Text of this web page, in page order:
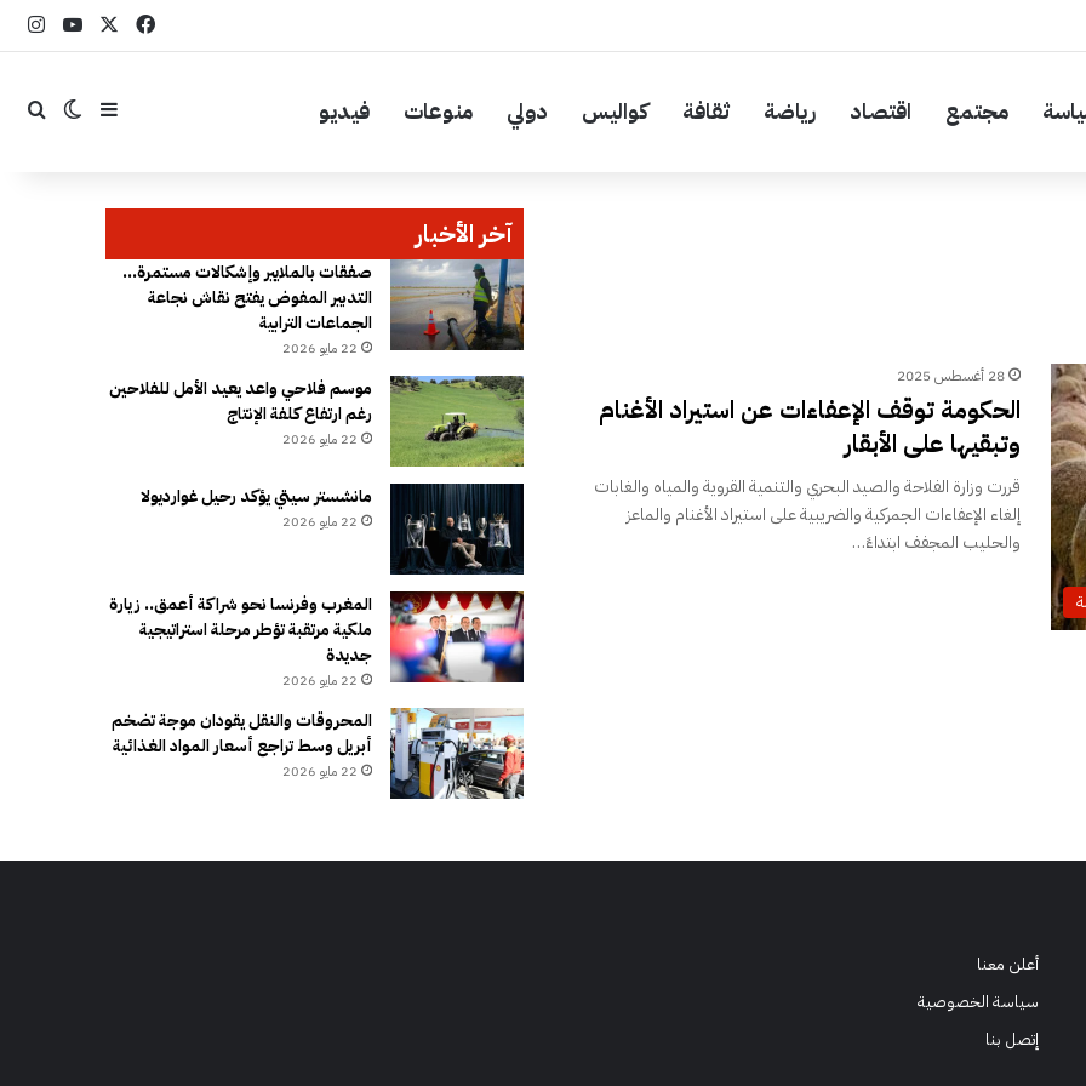
فيسبوك
مجتمع اقتصاد رياضة ثقافة كواليس دولي منوعات فيديو إضافة عمود
الوضع
28 أغسطس 2025
الحكومة توقف الإعفاءات عن استيراد الأغنام
وتبقيها على الأبقار
قررت وزارة الفلاحة والصيد البحري والتنمية القروية والمياه والغابات
إلغاء الإعفاءات الجمركية والضريبية على استيراد الأغنام والماعز
والحليب المجفف ابتداءً…
آخر الأخبار
صفقات بالملايير وإشكالات مستمرة…
التدبير المفوض يفتح نقاش نجاعة
الجماعات الترابية
22 مايو 2026
موسم فلاحي واعد يعيد الأمل للفلاحين
رغم ارتفاع كلفة الإنتاج
22 مايو 2026
مانشستر سيتي يؤكد رحيل غوارديولا
22 مايو 2026
المغرب وفرنسا نحو شراكة أعمق.. زيارة
ملكية مرتقبة تؤطر مرحلة استراتيجية
جديدة
22 مايو 2026
المحروقات والنقل يقودان موجة تضخم
أبريل وسط تراجع أسعار المواد الغذائية
22 مايو 2026
أعلن معنا
سياسة الخصوصية
إتصل بنا